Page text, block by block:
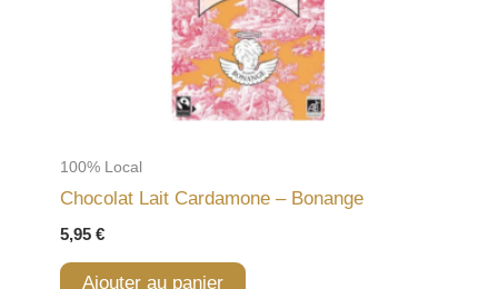
100% Local
Chocolat Lait Cardamone – Bonange
5,95 €
Ajouter au panier